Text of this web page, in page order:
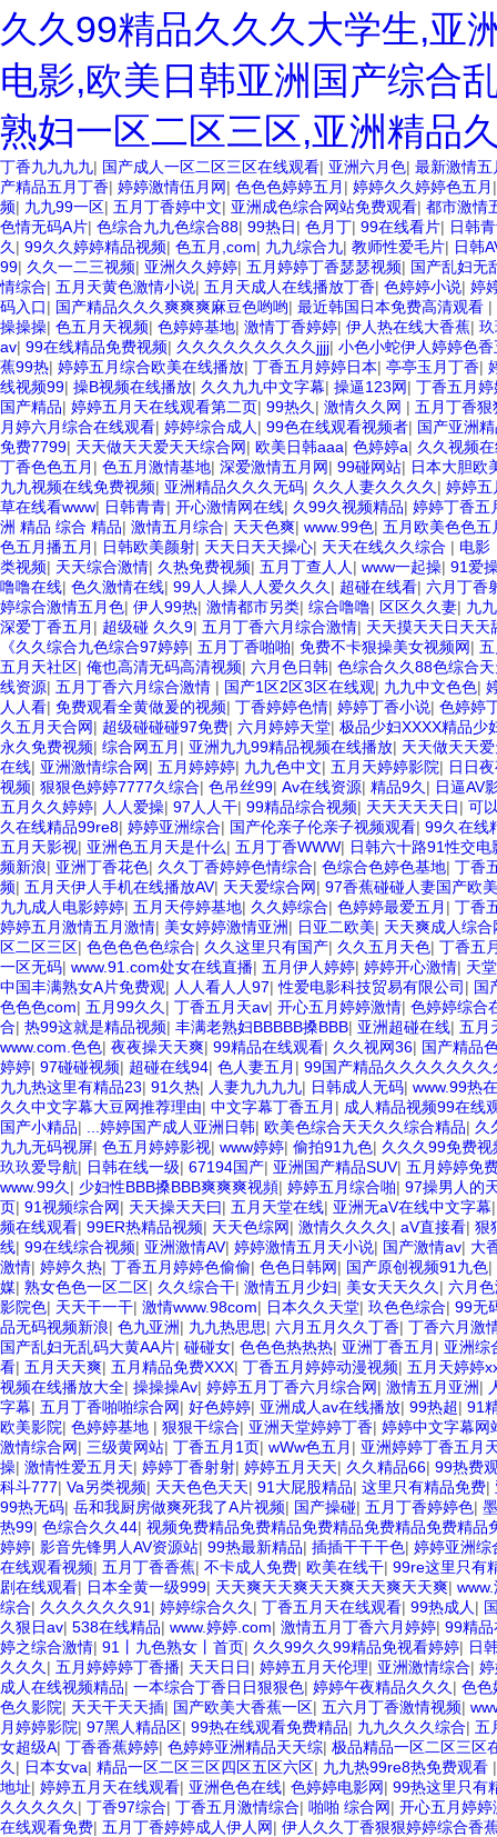
久久99精品久久久大学生,亚
电影,欧美日韩亚洲国产综合
熟妇一区二区三区,亚洲精品
丁香九九九九| 国产成人一区二区三区在线观看| 亚洲六月色| 最新激情五
产精品五月丁香| 婷婷激情伍月网| 色色色婷婷五月 | 婷婷久久婷婷色五月
频| 九九99一区| 五月丁香婷中文| 亚洲成色综合网站免费观看| 都市激情
色情无码A片| 色综合九九色综合88| 99热日| 色月丁| 99在线看片| 日韩
久 | 99久久婷婷精品视频| 色五月,com| 九九综合九| 教师性爱毛片| 日韩
99| 久久一二三视频| 亚洲久久婷婷| 五月婷婷丁香瑟瑟视频| 国产乱妇无
情综合| 五月天黄色激情小说| 五月天成人在线播放丁香| 色婷婷小说| 婷
码入口| 国产精品久久久爽爽爽麻豆色哟哟| 最近韩国日本免费高清观看 |
操操操| 色五月天视频| 色婷婷基地| 激情丁香婷婷| 伊人热在线大香蕉|
av| 99在线精品免费视频| 久久久久久久久久久jjjj| 小色小蛇伊人婷婷色香
蕉99热| 婷婷五月综合欧美在线播放| 丁香五月婷婷日本| 亭亭玉月丁香|
线视频99| 操B视频在线播放| 久久九九中文字幕| 操逼123网| 丁香五月婷
国产精品| 婷婷五月天在线观看第二页| 99热久 | 激情久久网 | 五月丁香狠
月婷六月综合在线观看| 婷婷综合成人 | 99色在线观看视频者| 国产亚洲
免费7799| 天天做天天爱天天综合网| 欧美日韩aaa| 色婷婷a| 久久视频
丁香色色五月 | 色五月激情基地| 深爱激情五月网| 99碰网站| 日本大胆欧
九九视频在线免费视频| 亚洲精品久久久无码| 久久人妻久久久久 | 婷婷五
草在线看www| 日韩青青| 开心激情网在线| 久99久视频精品| 婷婷丁香五
洲 精品 综合 精品| 激情五月综合| 天天色爽| www.99色| 五月欧美色色五
色五月播五月 | 日韩欧美颜射| 天天日天天操心| 天天在线久久综合 | 电影
类视频| 天天综合激情| 久热免费视频| 五月丁查人人 | www一起操| 91爱
噜噜在线| 色久激情在线| 99人人操人人爱久久久 | 超碰在线看| 六月丁香
婷综合激情五月色| 伊人99热| 激情都市另类| 综合噜噜| 区区久久妻| 九
深爱丁香五月 | 超级碰 久久9| 五月丁香六月综合激情| 天天摸天天日天天
《久久综合九色综合97婷婷| 五月丁香啪啪| 免费不卡狠操美女视频网|
五月天社区| 俺也高清无码高清视频| 六月色日韩| 色综合久久88色综合
线资源| 五月丁香六月综合激情 | 国产1区2区3区在线观| 九九中文色色|
人人看| 免费观看全黄做爰的视频| 丁香婷婷色情| 婷婷丁香小说| 色婷婷
久五月天合网| 超级碰碰碰97免费| 六月婷婷天堂| 极品少妇XXXX精品少
永久免费视频| 综合网五月 | 亚洲九九99精品视频在线播放| 天天做天天
在线| 亚洲激情综合网| 五月婷婷婷| 九九色中文| 五月天婷婷影院| 日日
视频| 狠狠色婷婷7777久综合| 色吊丝99| Av在线资源| 精品9久 | 日逼AV
五月久久婷婷| 人人爱操| 97人人干| 99精品综合视频| 天天天天天日| 可
久在线精品99re8| 婷婷亚洲综合| 国产伦亲子伦亲子视频观看| 99久在线
五月天影视| 亚洲色五月天是什么| 五月丁香WWW| 日韩六十路91性交电
频新浪| 亚洲丁香花色| 久久丁香婷婷色情综合| 色综合色婷色基地| 丁香
频| 五月天伊人手机在线播放AV| 天天爱综合网| 97香蕉碰碰人妻国产欧美
九九成人电影婷婷| 五月天停婷基地| 久久婷综合| 色婷婷最爱五月 | 丁香
婷婷五月激情五月激情| 美女婷婷激情亚洲| 日亚二欧美| 天天爽成人综合
区二区三区| 色色色色色综合| 久久这里只有国产| 久久五月天色| 丁香五
一区无码| www.91.com处女在线直播| 五月伊人婷婷| 婷婷开心激情| 天
中国丰满熟女A片免费观| 人人看人人97|性爱电影科技贸易有限公司 | 国
色色色com| 五月99久久 | 丁香五月天av| 开心五月婷婷激情| 色婷婷综合
合| 热99这就是精品视频| 丰满老熟妇BBBBB搡BBB| 亚洲超碰在线| 五月
www.com.色色| 夜夜操天天爽| 99精品在线观看| 久久视网36| 国产精品
婷婷| 97碰碰视频| 超碰在线94| 色人妻五月 | 99国产精品久久久久久久久
九九热这里有精品23| 91久热| 人妻九九九九| 日韩成人无码| www.99热
久久中文字幕大豆网推荐理由| 中文字幕丁香五月 | 成人精品视频99在线
国产小精品| ...婷婷国产成人亚洲日韩| 欧美色综合天天久久综合精品| 久
九九无码视屏| 色五月婷婷影视| www婷婷| 偷拍91九色| 久久久99免费视
玖玖爱导航| 日韩在线一级| 67194国产| 亚洲国产精品SUV| 五月婷婷免
www.99久 | 少妇性BBB搡BBB爽爽爽视頻| 婷婷五月综合啪| 97操男人的
页| 91视频综合网| 天天操天天曰| 五月天堂在线| 亚洲无aV在线中文字幕
频在线观看| 99ER热精品视频| 天天色综网| 激情久久久久 | aV直接看| 狠
线| 99在线综合视频| 亚洲激情AV| 婷婷激情五月天小说| 国产激情av| 大
激情| 婷婷久热| 丁香五月婷婷色偷偷| 色色日韩网| 国产原创视频91九色|
媒| 熟女色色一区二区| 久久综合干| 激情五月少妇| 美女天天久久 | 六月
影院色| 天天干一干| 激情www.98com| 日本久久天堂| 玖色色综合| 99无
品无码视频新浪| 色九亚洲| 九九热思思| 六月五月久久丁香| 丁香六月激
国产乱妇无乱码大黄AA片| 碰碰女| 色色色热热热| 亚洲丁香五月 | 亚洲综
看| 五月天天爽| 五月精品免费XXX| 丁香五月婷婷动漫视频| 五月天婷婷
视频在线播放大全| 操操操Av| 婷婷五月丁香六月综合网| 激情五月亚洲|
字幕| 五月丁香啪啪综合网| 好色婷婷| 亚洲成人av在线播放| 99热超| 91
欧美影院| 色婷婷基地 | 狠狠干综合| 亚洲天堂婷婷丁香| 婷婷中文字幕网
激情综合网| 三级黄网站| 丁香五月1页| wWw色五月 | 亚洲婷婷丁香五月
操| 激情性爱五月天| 婷婷丁香射射| 婷婷五月天天| 久久精品66| 99热费
科斗777| Va另类视频| 天天色色天天| 91大屁股精品| 这里只有精品免费|
99热无码| 岳和我厨房做爽死我了A片视频| 国产操碰| 五月丁香婷婷色|
热99| 色综合久久44| 视频免费精品免费精品免费精品免费精品免费精
婷婷| 影音先锋男人AV资源站| 99热最新精品| 插插干干干色| 婷婷亚洲综
在线观看视频| 五月丁香香蕉| 不卡成人免费| 欧美在线干| 99re这里只有
剧在线观看| 日本全黄一级999| 天天爽天天爽天天爽天天爽天天爽|
综合| 久久久久久久91 | 婷婷综合久久 | 丁香五月天在线观看| 99热成人 |
久狠日av| 538在线精品| www.婷婷.com| 激情五月丁香六月婷婷| 99精
婷之综合激情| 91丨九色熟女丨首页| 久久99久久99精品免视看婷婷| 日
久久久 | 五月婷婷婷丁香播| 天天日日| 婷婷五月天伦理| 亚洲激情综合|
成人在线视频精品| 一本综合丁香日日狠狠色| 婷婷午夜精品久久久 | 色色
色久影院| 天天干天天插| 国产欧美大香蕉一区| 五六月丁香激情视频|
月婷婷影院| 97黑人精品区| 99热在线观看免费精品| 九九久久久综合| 五
女超级A| 丁香香蕉婷婷| 色婷婷亚洲精品天天综| 极品精品一区二区三区
久 | 日本女va| 精品一区二区三区四区五区六区| 九九热99re8热免费观看
地址| 婷婷五月天在线观看| 亚洲色色在线| 色婷婷电影网| 99热这里只有
久久久久久 | 丁香97综合| 丁香五月激情综合| 啪啪 综合网| 开心五月婷婷
在线观看免费| 五月丁香婷婷成人伊人网| 伊人久久丁香狠狠婷婷综合香